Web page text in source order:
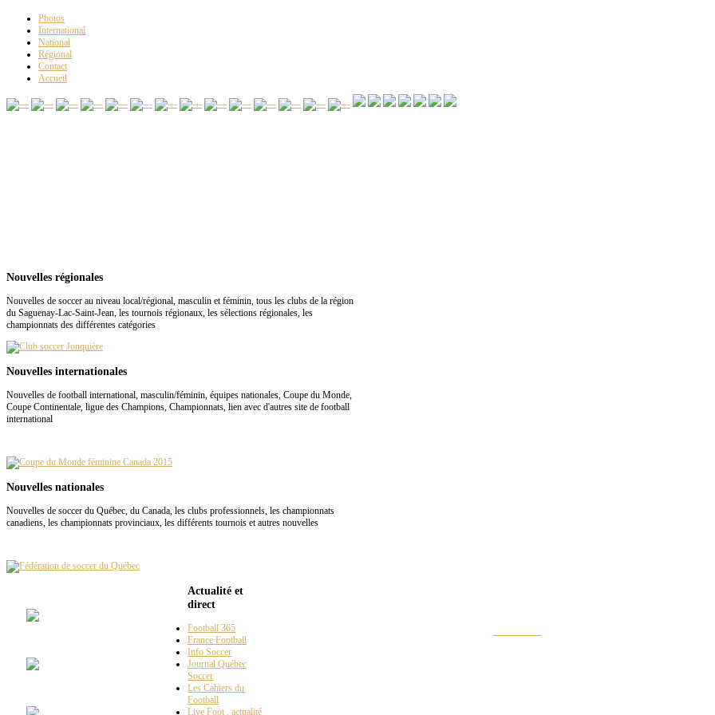
Photos
International
National
Régional
Contact
Accueil
Nouvelles régionales
Nouvelles de soccer au niveau local/régional, masculin et féminin, tous les clubs de la région
du Saguenay-Lac-Saint-Jean, les tournois régionaux, les sélections régionales, les
championnats des différentes catégories
Nouvelles internationales
Nouvelles de football international, masculin/féminin, équipes nationales, Coupe du Monde,
Coupe Continentale, ligue des Champions, Championnats, lien avec d'autres site de football
international
Nouvelles nationales
Nouvelles de soccer du Québec, du Canada, les clubs professionnels, les championnats
canadiens, les championnats provinciaux, les différents tournois et autres nouvelles
Actualité et
direct
Football 365
France Football
Info Soccer
Journal Québec
Soccer
Les Cahiers du
Football
Live Foot , actualité